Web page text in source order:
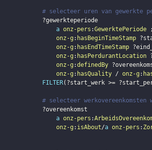
# selecteer uren van gewerkte
?gewerkteperiode
a onz-pers :GewerktePeriode
;
onz-g : hasBeginTimeStamp
onz-g : hasEndTimeStamp
onz-g : hasPerdurantLocation
onz-g :definedBy
onz-g : hasQuality / onz-g :
FILTER( ?start_werk >=
# selecteer
?overeenkomst
a onz-pers :
onz-g : isAbout/a onz-pers :